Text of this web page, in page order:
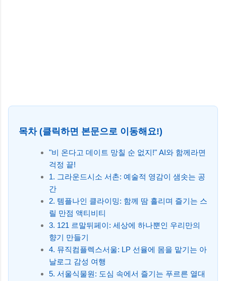
목차 (클릭하면 본문으로 이동해요!)
"비 온다고 데이트 망칠 순 없지!" AI와 함께라면
걱정 끝!
1. 그라운드시소 서촌: 예술적 영감이 샘솟는 공
간
2. 템플나인 클라이밍: 함께 땀 흘리며 즐기는 스
릴 만점 액티비티
3. 121 르말뒤페이: 세상에 하나뿐인 우리만의
향기 만들기
4. 뮤직컴플렉스서울: LP 선율에 몸을 맡기는 아
날로그 감성 여행
5. 서울식물원: 도심 속에서 즐기는 푸르른 열대